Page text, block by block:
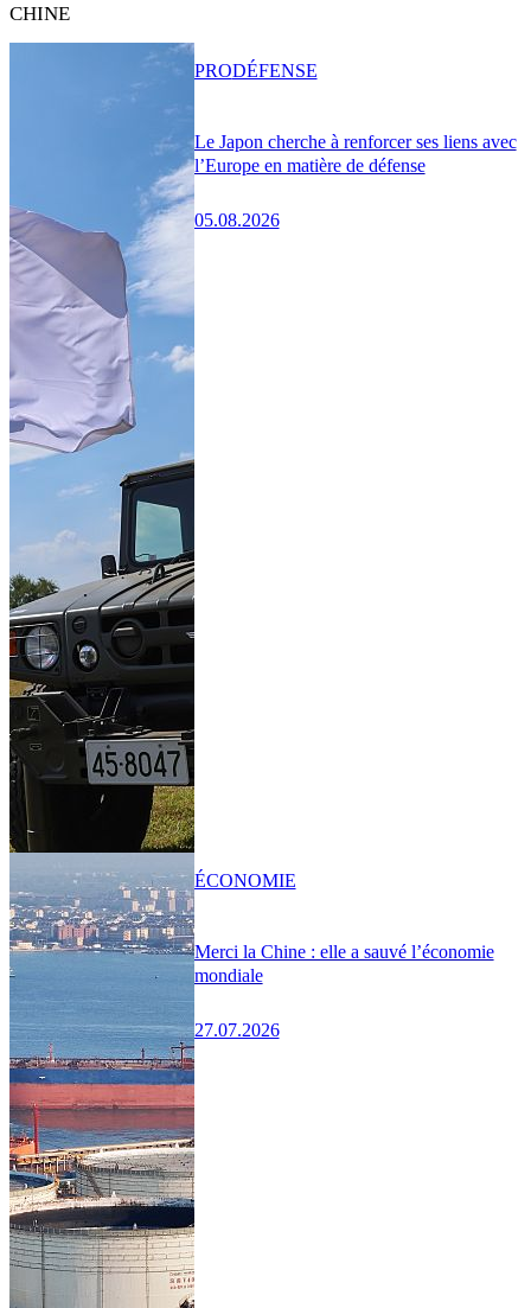
CHINE
Le Japon cherche à renforcer ses liens avec
l’Europe en matière de défense
05.08.2026
PRODÉFENSE
Merci la Chine : elle a sauvé l’économie
mondiale
27.07.2026
ÉCONOMIE